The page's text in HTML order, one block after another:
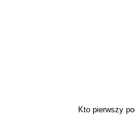
Kto pierwszy